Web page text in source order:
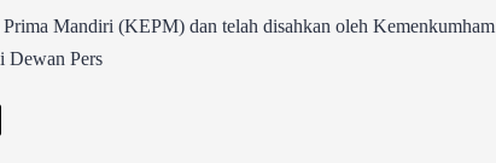
Mandiri (KEPM) dan telah disahkan oleh Kemenkumham
Dewan Pers